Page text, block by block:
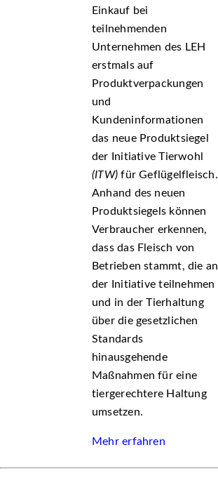
Einkauf bei
teilnehmenden
Unternehmen des LEH
erstmals auf
Produktverpackungen
und
Kundeninformationen
das neue Produktsiegel
der Initiative Tierwohl
(ITW) für Geflügelfleisch.
Anhand des neuen
Produktsiegels können
Verbraucher erkennen,
dass das Fleisch von
Betrieben stammt, die an
der Initiative teilnehmen
und in der Tierhaltung
über die gesetzlichen
Standards
hinausgehende
Maßnahmen für eine
tiergerechtere Haltung
umsetzen.
Mehr erfahren